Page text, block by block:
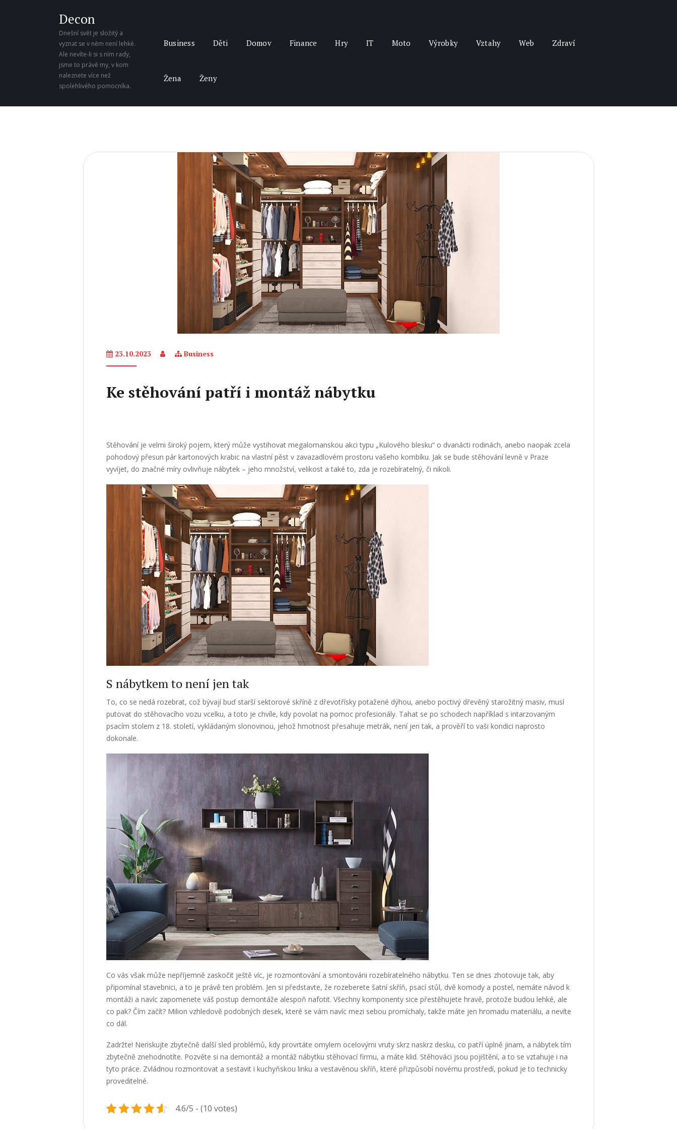
Decon
Dnešní svět je složitý a
vyznat se v něm není lehké.
Ale nevíte-li si s ním rady,
jsme to právě my, v kom
naleznete více než
spolehlivého pomocníka.
Business Děti Domov Finance Hry IT Moto Výrobky Vztahy Web Zdraví
Žena Ženy
23.10.2023 Business
Ke stěhování patří i montáž nábytku
Stěhování je velmi široký pojem, který může vystihovat megalomanskou akci typu „Kulového blesku“ o dvanácti rodinách, anebo naopak zcela
pohodový přesun pár kartonových krabic na vlastní pěst v zavazadlovém prostoru vašeho kombíku. Jak se bude stěhování levně v Praze
vyvíjet, do značné míry ovlivňuje nábytek – jeho množství, velikost a také to, zda je rozebíratelný, či nikoli.
S nábytkem to není jen tak
To, co se nedá rozebrat, což bývají buď starší sektorové skříně z dřevotřísky potažené dýhou, anebo poctivý dřevěný starožitný masiv, musí
putovat do stěhovacího vozu vcelku, a toto je chvíle, kdy povolat na pomoc profesionály. Tahat se po schodech například s intarzovaným
psacím stolem z 18. století, vykládaným slonovinou, jehož hmotnost přesahuje metrák, není jen tak, a prověří to vaši kondici naprosto
dokonale.
Co vás však může nepříjemně zaskočit ještě víc, je rozmontování a smontováni rozebíratelného nábytku. Ten se dnes zhotovuje tak, aby
připomínal stavebnici, a to je právě ten problém. Jen si představte, že rozeberete šatní skříň, psací stůl, dvě komody a postel, nemáte návod k
montáži a navíc zapomenete váš postup demontáže alespoň nafotit. Všechny komponenty sice přestěhujete hravě, protože budou lehké, ale
co pak? Čím začít? Milion vzhledově podobných desek, které se vám navíc mezi sebou promíchaly, takže máte jen hromadu materiálu, a nevíte
co dál.
Zadržte! Neriskujte zbytečně další sled problémů, kdy provrtáte omylem ocelovými vruty skrz naskrz desku, co patří úplně jinam, a nábytek tím
zbytečně znehodnotíte. Pozvěte si na demontáž a montáž nábytku stěhovací firmu, a máte klid. Stěhováci jsou pojištění, a to se vztahuje i na
tyto práce. Zvládnou rozmontovat a sestavit i kuchyňskou linku a vestavěnou skříň, které přizpůsobí novému prostředí, pokud je to technicky
proveditelné.
4.6/5 - (10 votes)